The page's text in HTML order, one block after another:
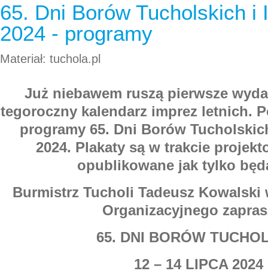
65. Dni Borów Tucholskich i
2024 - programy
Materiał: tuchola.pl
Już niebawem ruszą pierwsze
tegoroczny kalendarz imprez letnich.
programy 65. Dni Borów
2024. Plakaty są w trakcie
opublikowane jak tylko
Burmistrz Tucholi Tadeusz
Organizacyjnego
65. DNI BORÓW
12 – 14 LIPCA 2024